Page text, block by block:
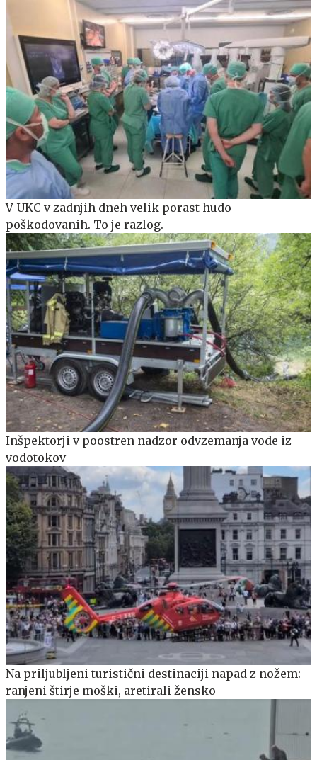
V UKC v zadnjih dneh velik porast hudo
poškodovanih. To je razlog.
Inšpektorji v poostren nadzor odvzemanja vode iz
vodotokov
Na priljubljeni turistični destinaciji napad z nožem:
ranjeni štirje moški, aretirali žensko